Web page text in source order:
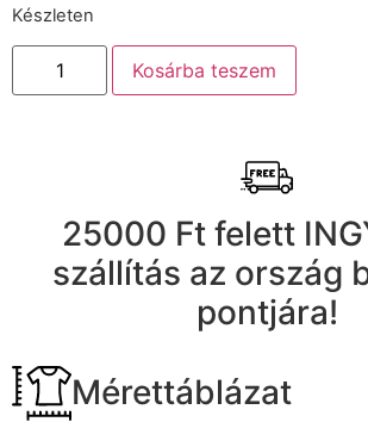
Készleten
Kosárba teszem
25000 Ft felett
szállítás az ország
pontjára!
Mérettáblázat